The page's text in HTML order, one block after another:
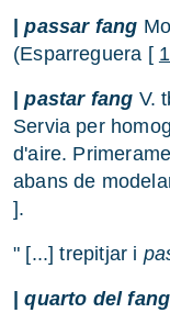
|passar fang
(Esparreguera [
|pastar fang V.
Servia per
d'aire.
abans de
].
" [...] trepitjar i
quarto del fang